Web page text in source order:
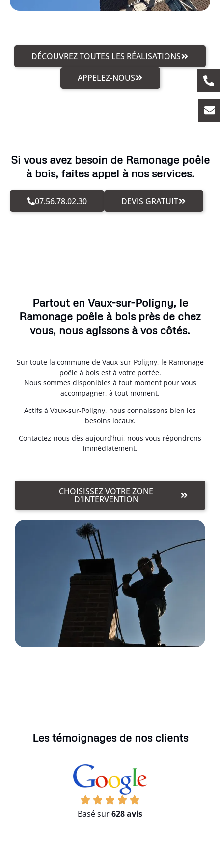
DÉCOUVREZ TOUTES LES RÉALISATIONS
APPELEZ-NOUS
Si vous avez besoin de Ramonage poêle
à bois, faites appel à nos services.
07.56.78.02.30 DEVIS GRATUIT
Partout en Vaux-sur-Poligny, le
Ramonage poêle à bois près de chez
vous, nous agissons à vos côtés.
Sur toute la commune de Vaux-sur-Poligny, le Ramonage
poêle à bois est à votre portée.
Nous sommes disponibles à tout moment pour vous
accompagner, à tout moment.
Actifs à Vaux-sur-Poligny, nous connaissons bien les
besoins locaux.
Contactez-nous dès aujourd’hui, nous vous répondrons
immédiatement.
CHOISISSEZ VOTRE ZONE
D'INTERVENTION
Les témoignages de nos clients
Basé sur628 avis